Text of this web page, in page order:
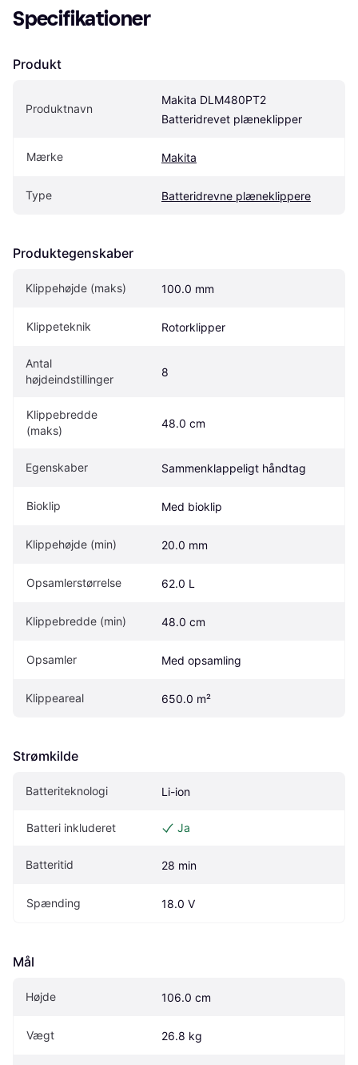
Specifikationer
Produkt
Produktnavn
Makita DLM480PT2
Batteridrevet plæneklipper
Mærke Makita
Type Batteridrevne plæneklippere
Produktegenskaber
Klippehøjde (maks) 100.0 mm
Klippeteknik Rotorklipper
Antal
højdeindstillinger
8
Klippebredde
(maks)
48.0 cm
Egenskaber Sammenklappeligt håndtag
Bioklip Med bioklip
Klippehøjde (min) 20.0 mm
Opsamlerstørrelse 62.0 L
Klippebredde (min) 48.0 cm
Opsamler Med opsamling
Klippeareal 650.0 m²
Strømkilde
Batteriteknologi Li-ion
Batteri inkluderet Ja
Batteritid 28 min
Spænding 18.0 V
Mål
Højde 106.0 cm
Vægt 26.8 kg